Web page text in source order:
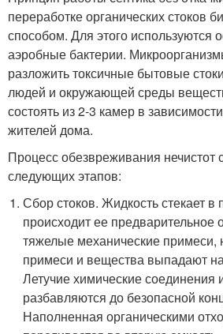
переработке органических стоков
способом. Для этого используются
аэробные бактерии.
разложить токсичные бытовые
людей и окружающей среды
состоять из 2-3 камер в
жителей дома.
Процесс обезвреживания нечистот
следующих этапов:
Сбор стоков. Жидкость стекает в
происходит ее предварительное
тяжелые механические примеси,
примеси и вещества выпадают
Летучие химические соединения
разбавляются до безопасной
Наполненная органическими